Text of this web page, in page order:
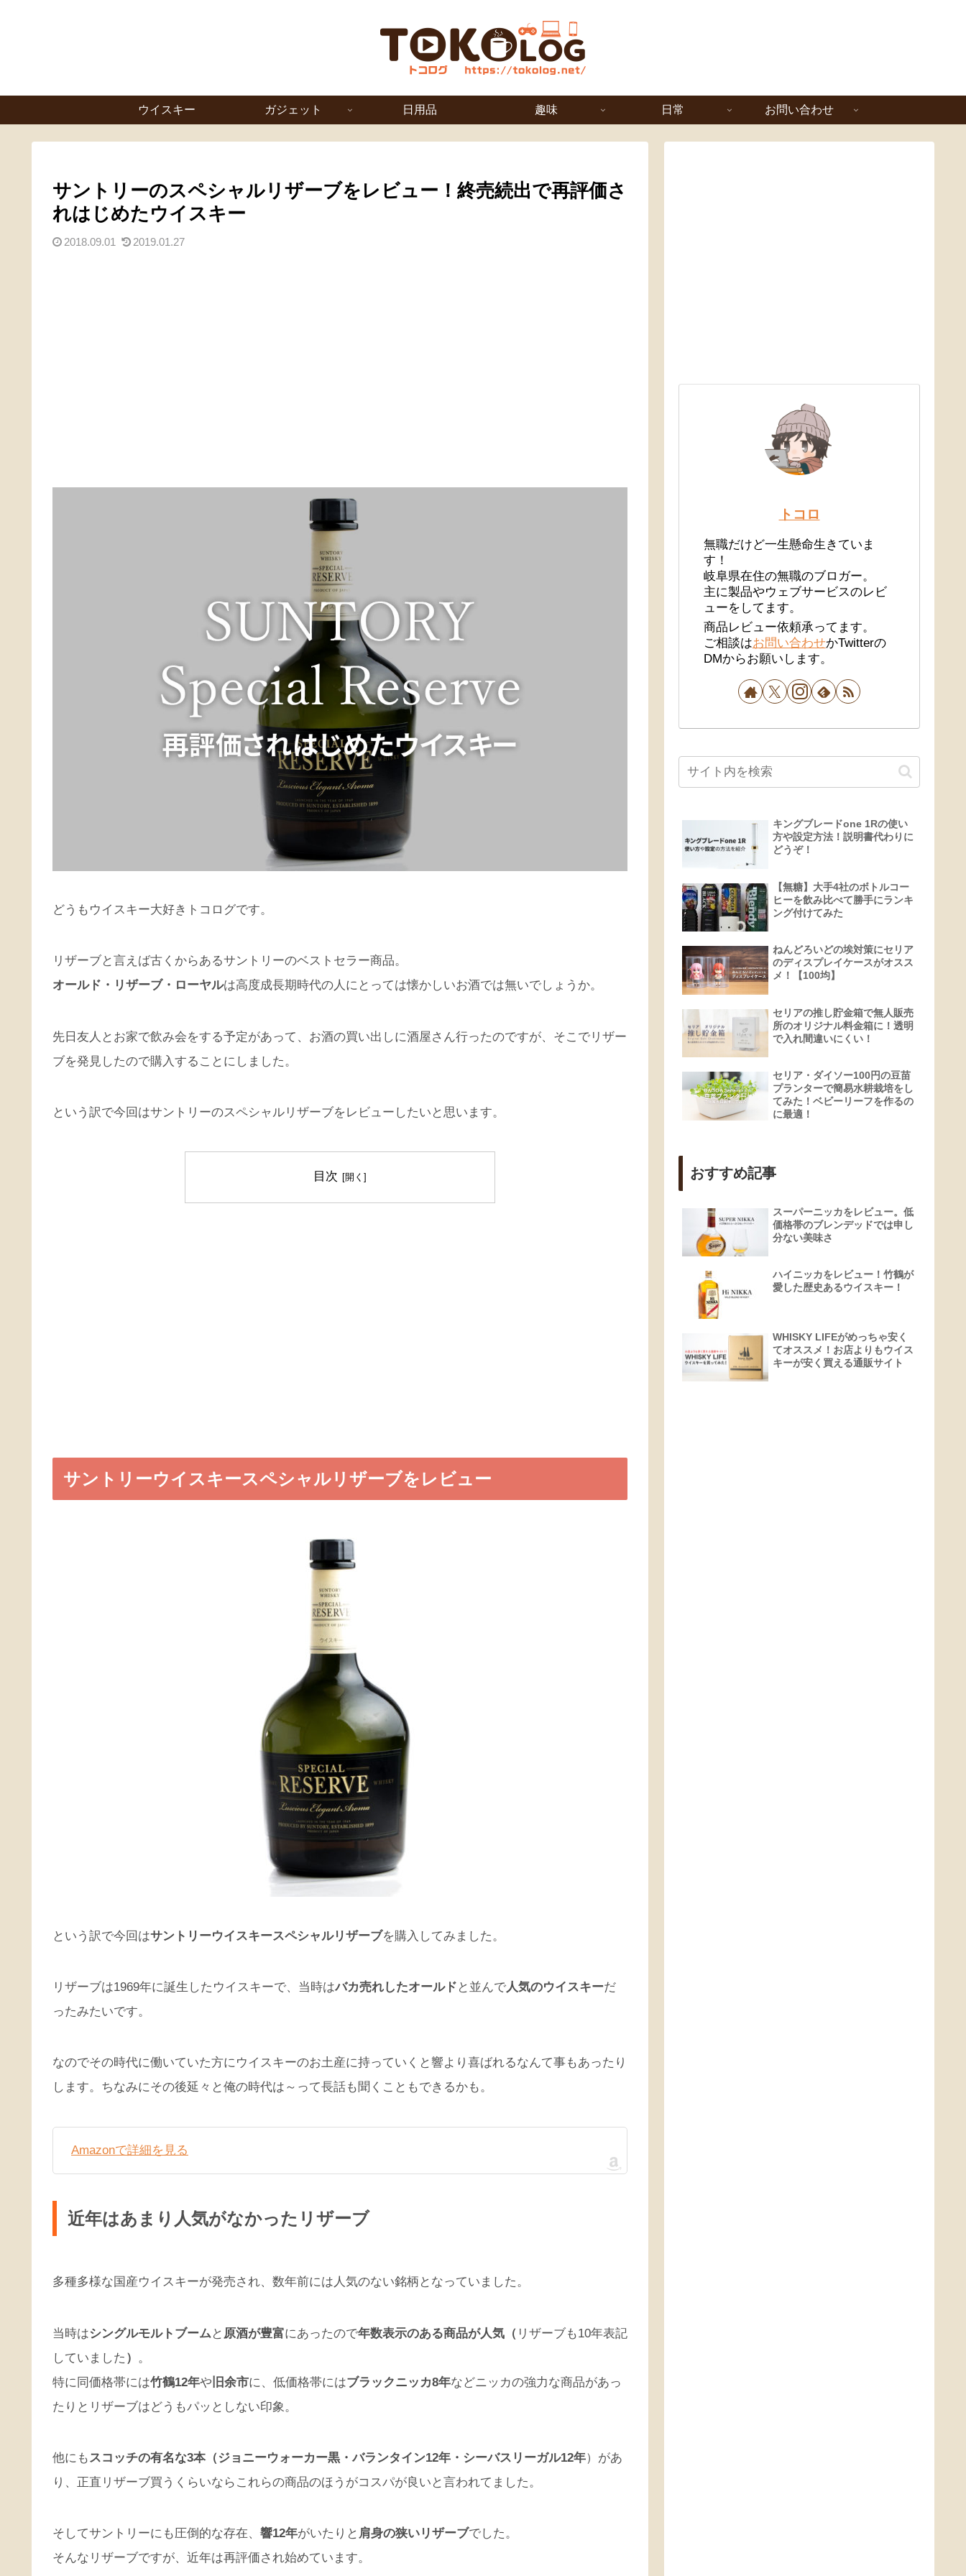
ウイスキー ガジェット 日用品 趣味 日常 お問い合わせ
サントリーのスペシャルリザーブをレビュー！終売続出で再評価さ
れはじめたウイスキー
2018.09.01 2019.01.27
どうもウイスキー大好きトコログです。
リザーブと言えば古くからあるサントリーのベストセラー商品。
オールド・リザーブ・ローヤルは高度成長期時代の人にとっては懐かしいお酒では無いでしょうか。
先日友人とお家で飲み会をする予定があって、お酒の買い出しに酒屋さん行ったのですが、そこでリザー
ブを発見したので購入することにしました。
という訳で今回はサントリーのスペシャルリザーブをレビューしたいと思います。
目次
サントリーウイスキースペシャルリザーブをレビュー
という訳で今回はサントリーウイスキースペシャルリザーブを購入してみました。
リザーブは1969年に誕生したウイスキーで、当時はバカ売れしたオールド と並んで人気のウイスキーだ
ったみたいです。
なのでその時代に働いていた方にウイスキーのお土産に持っていくと響より喜ばれるなんて事もあったり
します。ちなみにその後延々と俺の時代は～って長話も聞くこともできるかも。
Amazonで詳細を見る
近年はあまり人気がなかったリザーブ
多種多様な国産ウイスキーが発売され、数年前には人気のない銘柄となっていました。
当時はシングルモルトブーム と 原酒が豊富にあったので年数表示のある商品が人気（ リザーブも10年表記
していました ）
。
特に同価格帯には竹鶴12年や 旧余市に、低価格帯にはブラックニッカ8年などニッカの強力な商品があっ
たりとリザーブはどうもパッとしない印象。
他にもスコッチの有名な3本（ジョニーウォーカー黒・バランタイン12年・シーバスリーガル12年）があ
り、正直リザーブ買うくらいならこれらの商品のほうがコスパが良いと言われてました。
そしてサントリーにも圧倒的な存在、響12年がいたりと 肩身の狭いリザーブでした。
そんなリザーブですが、近年は再評価され始めています。
トコロ
無職だけど一生懸命生きていま
す！
岐阜県在住の無職のブロガー。
主に製品やウェブサービスのレビ
ューをしてます。
商品レビュー依頼承ってます。
ご相談はお問い合わせかTwitterの
DMからお願いします。
キングブレードone 1Rの使い
方や設定方法！説明書代わりに
どうぞ！
【無糖】大手4社のボトルコー
ヒーを飲み比べて勝手にランキ
ング付けてみた
ねんどろいどの埃対策にセリア
のディスプレイケースがオスス
メ！【100均】
セリアの推し貯金箱で無人販売
所のオリジナル料金箱に！透明
で入れ間違いにくい！
セリア・ダイソー100円の豆苗
プランターで簡易水耕栽培をし
てみた！ベビーリーフを作るの
に最適！
おすすめ記事
スーパーニッカをレビュー。低
価格帯のブレンデッドでは申し
分ない美味さ
ハイニッカをレビュー！竹鶴が
愛した歴史あるウイスキー！
WHISKY LIFEがめっちゃ安く
てオススメ！お店よりもウイス
キーが安く買える通販サイト